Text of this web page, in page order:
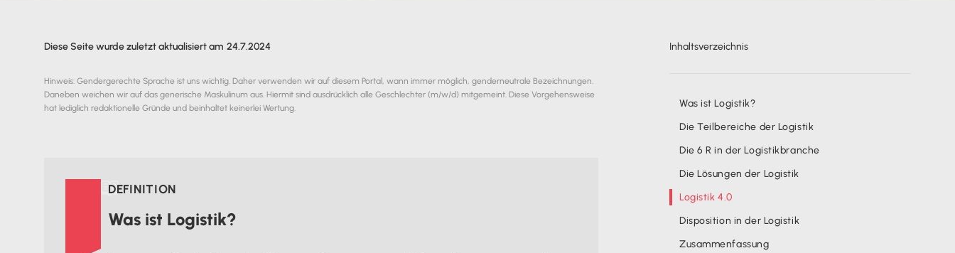
Diese Seite wurde zuletzt aktualisiert am 24.7.2024
Hinweis: Gendergerechte Sprache ist uns wichtig. Daher verwenden wir auf diesem Portal, wann immer möglich, genderneutrale Bezeichnungen.
Daneben weichen wir auf das generische Maskulinum aus. Hiermit sind ausdrücklich alle Geschlechter (m/w/d) mitgemeint. Diese Vorgehensweise
hat lediglich redaktionelle Gründe und beinhaltet keinerlei Wertung.

DEFINITION
Was ist Logistik?
Inhaltsverzeichnis
Was ist Logistik?
Die Teilbereiche der Logistik
Die 6 R in der Logistikbranche
Die Lösungen der Logistik
Logistik 4.0
Disposition in der Logistik
Zusammenfassung